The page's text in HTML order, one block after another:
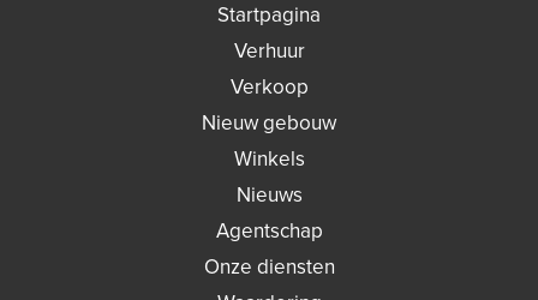
Startpagina
Verhuur
Verkoop
Nieuw gebouw
Winkels
Nieuws
Agentschap
Onze diensten